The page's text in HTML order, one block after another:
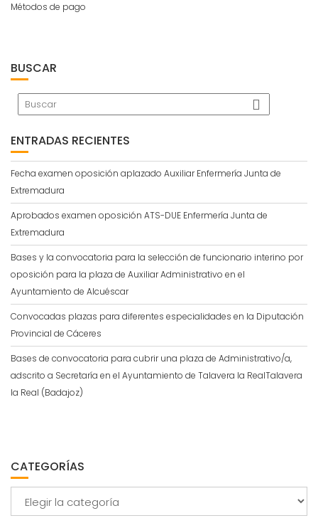
Métodos de pago
BUSCAR
ENTRADAS RECIENTES
Fecha examen oposición aplazado Auxiliar Enfermería Junta de
Extremadura
Aprobados examen oposición ATS-DUE Enfermería Junta de
Extremadura
Bases y la convocatoria para la selección de funcionario interino por
oposición para la plaza de Auxiliar Administrativo en el
Ayuntamiento de Alcuéscar
Convocadas plazas para diferentes especialidades en la Diputación
Provincial de Cáceres
Bases de convocatoria para cubrir una plaza de Administrativo/a,
adscrito a Secretaría en el Ayuntamiento de Talavera la RealTalavera
la Real (Badajoz)
CATEGORÍAS